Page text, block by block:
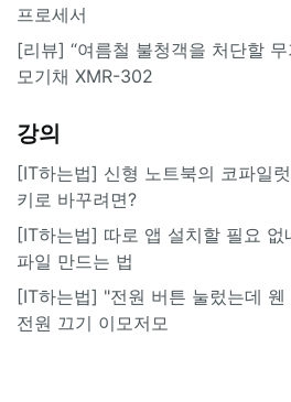
프로세서
[리뷰] “여름철 불청객을 처단할 무
모기채 XMR-302
강의
[IT하는법] 신형 노트북의 코파일
키로 바꾸려면?
[IT하는법] 따로 앱 설치할 필요
파일 만드는 법
[IT하는법] "전원 버튼 눌렀는데 웬
전원 끄기 이모저모